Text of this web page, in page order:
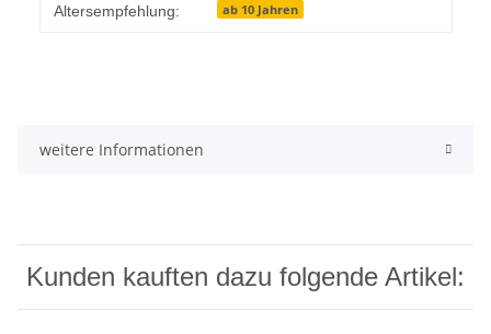
Altersempfehlung: ab 10 Jahren
weitere Informationen
Kunden kauften dazu folgende Artikel: